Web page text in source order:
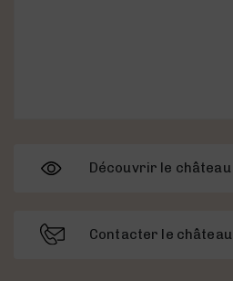
Découvrir le château
Contacter le château